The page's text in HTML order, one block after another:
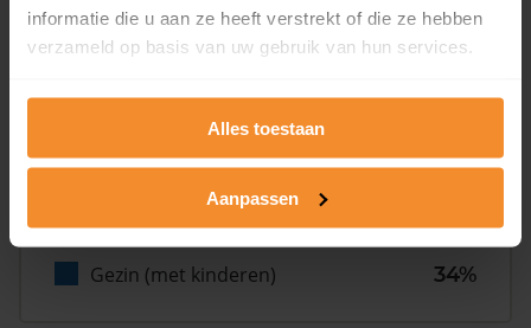
informatie die u aan ze heeft verstrekt of die ze hebben
verzameld op basis van uw gebruik van hun services.
Alles toestaan
Aanpassen
Stel (geen kinderen)
34%
Gezin (met kinderen)
34%